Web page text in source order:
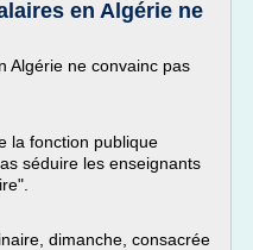
en Algérie ne
Algérie ne convainc pas
la fonction publique
séduire les enseignants
dimanche, consacrée